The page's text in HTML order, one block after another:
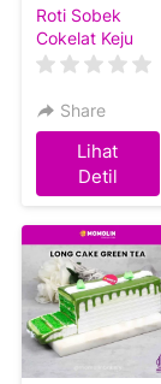
Roti Sobek
Cokelat Keju
Share
Lihat
Detil